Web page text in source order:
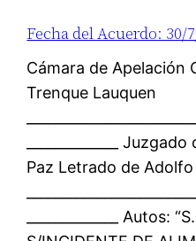
Fecha del Acuerdo: 30/
Cámara de Apelación
Trenque Lauquen
_____________
Paz Letrado de Adolfo
_____________ Autos: